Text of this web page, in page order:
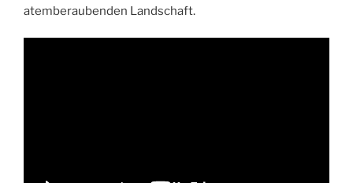
atemberaubenden Landschaft.